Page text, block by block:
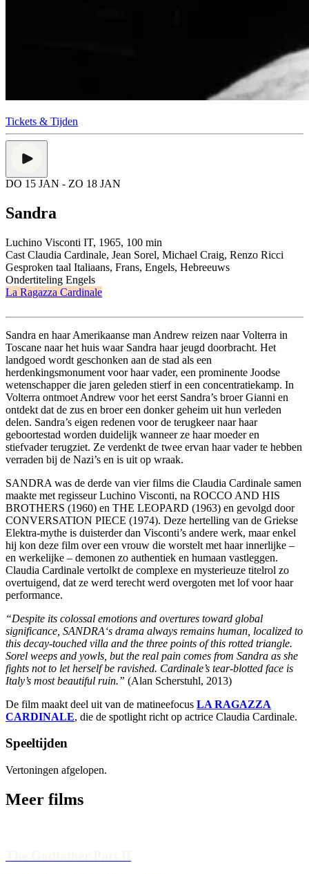
Tickets & Tijden
DO 15 JAN - ZO 18 JAN
Sandra
Luchino Visconti IT, 1965, 100 min
Cast Claudia Cardinale, Jean Sorel, Michael Craig, Renzo Ricci
Gesproken taal Italiaans, Frans, Engels, Hebreeuws
Ondertiteling Engels
La Ragazza Cardinale
Sandra en haar Amerikaanse man Andrew reizen naar Volterra in
Toscane naar het huis waar Sandra haar jeugd doorbracht. Het
landgoed wordt geschonken aan de stad als een
herdenkingsmonument voor haar vader, een prominente Joodse
wetenschapper die jaren geleden stierf in een concentratiekamp. In
Volterra ontmoet Andrew voor het eerst Sandra’s broer Gianni en
ontdekt dat de zus en broer een donker geheim uit hun verleden
delen. Sandra’s eigen redenen voor de terugkeer naar haar
geboortestad worden duidelijk wanneer ze haar moeder en
stiefvader terugziet. Ze verdenkt de twee ervan haar vader te hebben
verraden bij de Nazi’s en is uit op wraak.
SANDRA was de derde van vier films die Claudia Cardinale samen
maakte met regisseur Luchino Visconti, na ROCCO AND HIS
BROTHERS (1960) en THE LEOPARD (1963) en gevolgd door
CONVERSATION PIECE (1974). Deze hertelling van de Griekse
Elektra-mythe is duisterder dan Visconti’s andere werk, maar enkel
hij kon deze film over een vrouw die worstelt met haar innerlijke –
en werkelijke – demonen zo authentiek en humaan vastleggen.
Claudia Cardinale vertolkt de complexe en mysterieuze titelrol zo
overtuigend, dat ze werd terecht werd overgoten met lof voor haar
performance.
“Despite its colossal emotions and overtures toward global
significance, SANDRA‘s drama always remains human, localized to
this decay-touched villa and the three points of this rotted triangle.
Sorel weeps and yowls, but the real pain comes from Sandra as she
fights not to let herself be ravished. Cardinale’s tear-blotted face is
Italy’s most beautiful ruin.” (Alan Scherstuhl, 2013)
De film maakt deel uit van de matineefocus LA RAGAZZA
CARDINALE, die de spotlight richt op actrice Claudia Cardinale.
Speeltijden
Vertoningen afgelopen.
Meer films